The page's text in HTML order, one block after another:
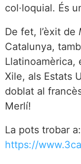
col·loquial. És
De fet, l’èxit de
Catalunya,
Llatinoamèrica,
Xile, als Estats
doblat al
Merlí!
La pots trobar a:
https://